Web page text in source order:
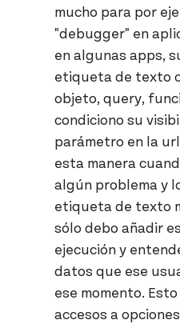
mucho para por
"debugger" en
en algunas apps,
etiqueta de texto
objeto, query,
condiciono su
parámetro en la
esta manera
algún problema y
etiqueta de texto
sólo debo añadir
ejecución y
datos que ese
ese momento.
accesos a